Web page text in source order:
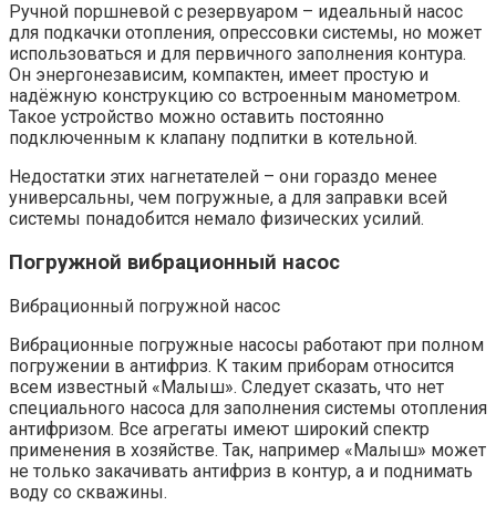
Ручной поршневой с резервуаром – идеальный насос
для подкачки отопления, опрессовки системы, но может
использоваться и для первичного заполнения контура.
Он энергонезависим, компактен, имеет простую и
надёжную конструкцию со встроенным манометром.
Такое устройство можно оставить постоянно
подключенным к клапану подпитки в котельной.
Недостатки этих нагнетателей – они гораздо менее
универсальны, чем погружные, а для заправки всей
системы понадобится немало физических усилий.
Погружной вибрационный насос
Вибрационный погружной насос
Вибрационные погружные насосы работают при полном
погружении в антифриз. К таким приборам относится
всем известный «Малыш». Следует сказать, что нет
специального насоса для заполнения системы отопления
антифризом. Все агрегаты имеют широкий спектр
применения в хозяйстве. Так, например «Малыш» может
не только закачивать антифриз в контур, а и поднимать
воду со скважины.